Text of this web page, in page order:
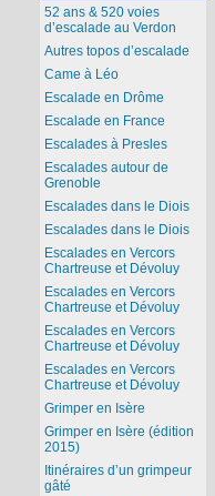
52 ans & 520 voies
d’escalade au Verdon
Autres topos d’escalade
Came à Léo
Escalade en Drôme
Escalade en France
Escalades à Presles
Escalades autour de
Grenoble
Escalades dans le Diois
Escalades dans le Diois
Escalades en Vercors
Chartreuse et Dévoluy
Escalades en Vercors
Chartreuse et Dévoluy
Escalades en Vercors
Chartreuse et Dévoluy
Escalades en Vercors
Chartreuse et Dévoluy
Grimper en Isère
Grimper en Isère (édition
2015)
Itinéraires d’un grimpeur
gâté